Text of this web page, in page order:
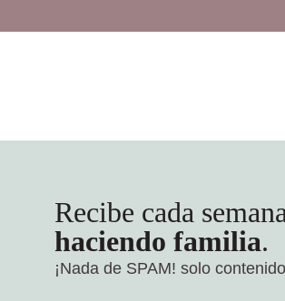
Recibe cada
haciendo familia.
¡Nada de SPAM! solo